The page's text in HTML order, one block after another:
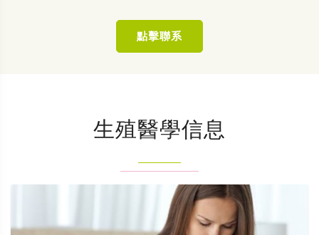
點擊聯系
生殖醫學信息